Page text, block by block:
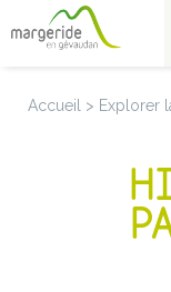
Accueil > Explorer
Panneau de gestion des